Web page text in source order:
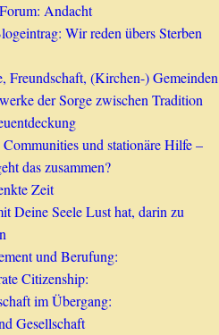
Andacht
Wir reden übers Sterben
Freundschaft, (Kirchen-) Gemeinden
der Sorge zwischen Tradition
und stationäre Hilfe –
das zusammen?
Zeit
Deine Seele Lust hat, darin zu
und Berufung:
Citizenship:
im Übergang:
Gesellschaft